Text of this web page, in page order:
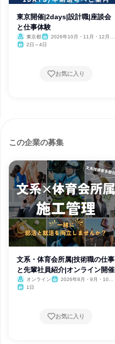
東京開催|2days|設計職|座談会
と仕事体験
東京都
2026年10月・11月・12月、
2027年1月・2月
2日～4日
お気に入り
この企業の募集
文系・体育会所属|技術職の仕事
と先輩社員紹介|オンライン開催
オンライン
2026年8月・9月・10
1日
お気に入り